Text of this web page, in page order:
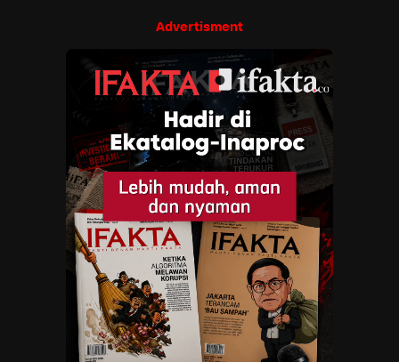
Advertisment